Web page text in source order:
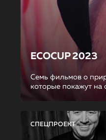
ECOCUP 2023
Семь фильмов о
которые покажут на
СПЕЦПРОЕКТ